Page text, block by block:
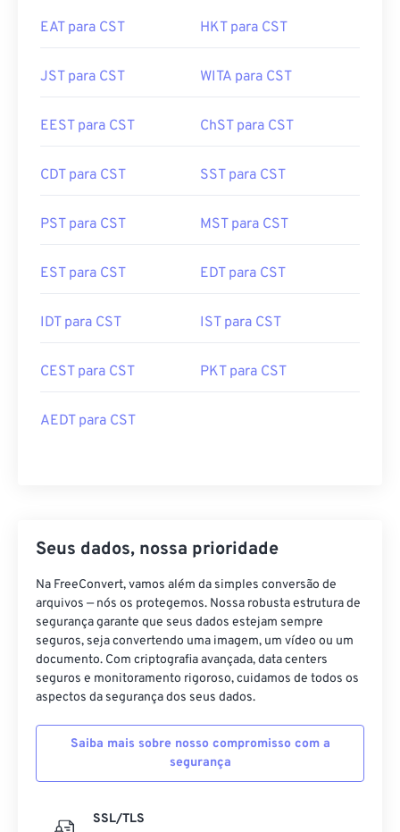
EAT para CST HKT para CST
JST para CST WITA para CST
EEST para CST ChST para CST
CDT para CST SST para CST
PST para CST MST para CST
EST para CST EDT para CST
IDT para CST IST para CST
CEST para CST PKT para CST
AEDT para CST
Seus dados, nossa prioridade
Na FreeConvert, vamos além da simples conversão de
arquivos — nós os protegemos. Nossa robusta estrutura de
segurança garante que seus dados estejam sempre
seguros, seja convertendo uma imagem, um vídeo ou um
documento. Com criptografia avançada, data centers
seguros e monitoramento rigoroso, cuidamos de todos os
aspectos da segurança dos seus dados.
Saiba mais sobre nosso compromisso com a
segurança
SSL/TLS